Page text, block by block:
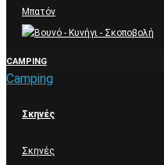
Μπατόν
CAMPING
Camping
Σκηνές
Σκηνές